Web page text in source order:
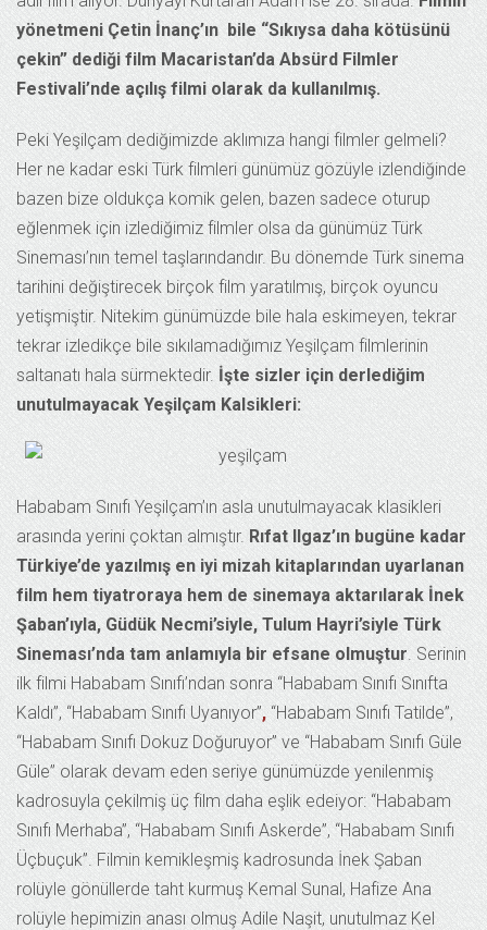
yönetmeni Çetin İnanç’ın bile “Sıkıysa daha kötüsünü
çekin” dediği film Macaristan’da Absürd Filmler
Festivali’nde açılış filmi olarak da kullanılmış.
Peki Yeşilçam dediğimizde aklımıza hangi filmler gelmeli?
Her ne kadar eski Türk filmleri günümüz gözüyle izlendiğinde
bazen bize oldukça komik gelen, bazen sadece oturup
eğlenmek için izlediğimiz filmler olsa da günümüz Türk
Sineması’nın temel taşlarındandır. Bu dönemde Türk sinema
tarihini değiştirecek birçok film yaratılmış, birçok oyuncu
yetişmiştir. Nitekim günümüzde bile hala eskimeyen, tekrar
tekrar izledikçe bile sıkılamadığımız Yeşilçam filmlerinin
saltanatı hala sürmektedir. İşte sizler için derlediğim
unutulmayacak Yeşilçam Kalsikleri:
Hababam Sınıfı Yeşilçam’ın asla unutulmayacak klasikleri
arasında yerini çoktan almıştır. Rıfat Ilgaz’ın bugüne kadar
Türkiye’de yazılmış en iyi mizah kitaplarından uyarlanan
film hem tiyatroraya hem de sinemaya aktarılarak İnek
Şaban’ıyla, Güdük Necmi’siyle, Tulum Hayri’siyle Türk
Sineması’nda tam anlamıyla bir efsane olmuştur. Serinin
ilk filmi Hababam Sınıfı’ndan sonra “Hababam Sınıfı Sınıfta
Kaldı”, “Hababam Sınıfı Uyanıyor”, “Hababam Sınıfı Tatilde”,
“Hababam Sınıfı Dokuz Doğuruyor” ve “Hababam Sınıfı Güle
Güle” olarak devam eden seriye günümüzde yenilenmiş
kadrosuyla çekilmiş üç film daha eşlik edeiyor: “Hababam
Sınıfı Merhaba”, “Hababam Sınıfı Askerde”, “Hababam Sınıfı
Üçbuçuk”. Filmin kemikleşmiş kadrosunda İnek Şaban
rolüyle gönüllerde taht kurmuş Kemal Sunal, Hafize Ana
rolüyle hepimizin anası olmuş Adile Naşit, unutulmaz Kel